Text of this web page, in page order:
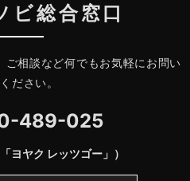
ビ総合窓口
ご相談など何でもお気軽にお問い
ださい。
489-025
ヨヤク レッツゴー」）